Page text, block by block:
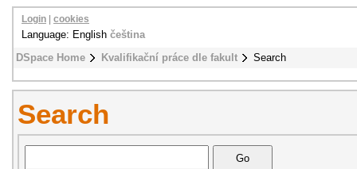
DSpace Home Kvalifikační práce dle fakult Search
Login cookies
Language: English čeština
Search